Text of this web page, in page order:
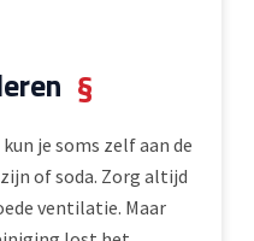
§
je soms zelf aan de
of soda. Zorg altijd
ventilatie. Maar